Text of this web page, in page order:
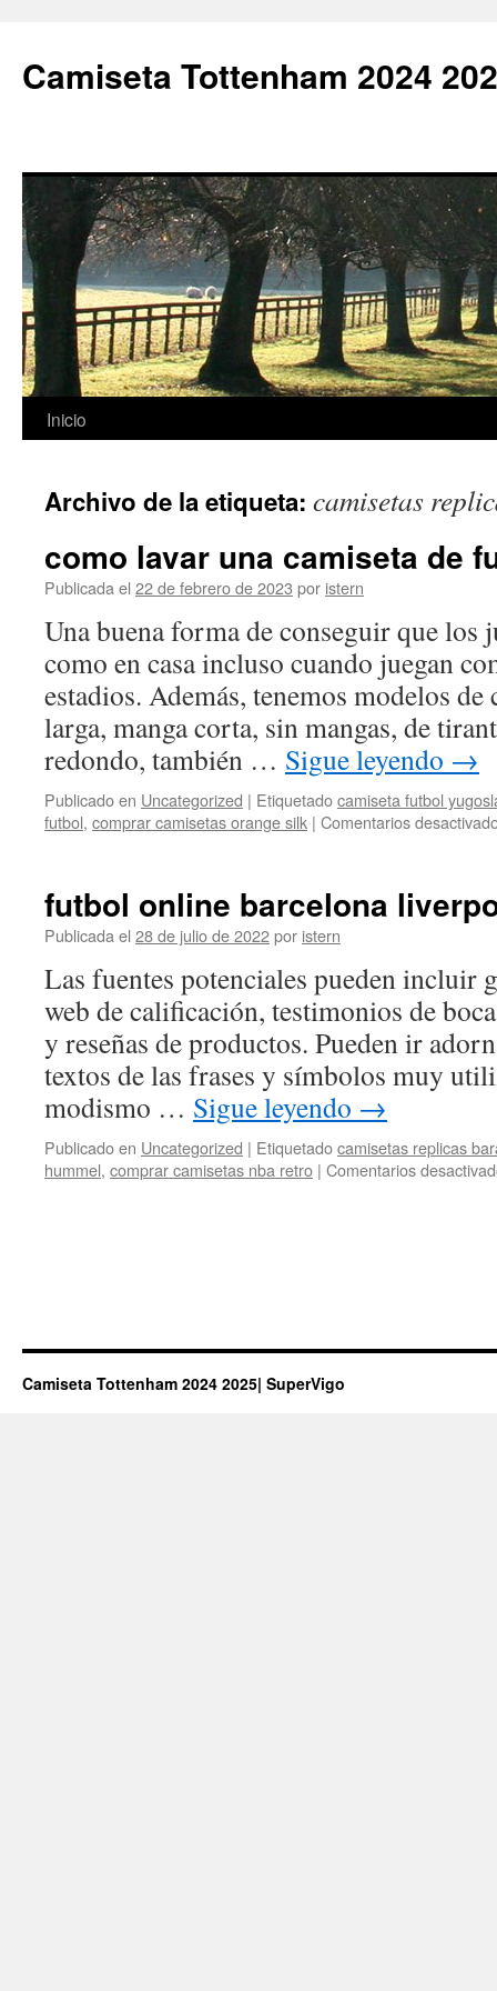
Camiseta Tottenham 2024
Saltar
contenido
Inicio
Archivo de la etiqueta: camisetas
como lavar una camiseta de
Publicada el 22 de febrero de 2023 por istern
Una buena forma de conseguir que los
como en casa incluso cuando juegan
estadios. Además, tenemos modelos de
larga, manga corta, sin mangas, de
redondo, también … Sigue leyendo →
Publicado en Uncategorized | Etiquetadocamiseta futbol
futbol, comprar camisetas orange silk | Comentarios
futbol online barcelona
Publicada el 28 de julio de 2022por istern
Las fuentes potenciales pueden incluir
web de calificación, testimonios de
y reseñas de productos. Pueden ir
textos de las frases y símbolos muy
modismo … Sigue leyendo →
Publicado en Uncategorized | Etiquetadocamisetas replicas
hummel, comprar camisetas nba retro | Comentarios
Camiseta Tottenham 2024 2025| SuperVigo